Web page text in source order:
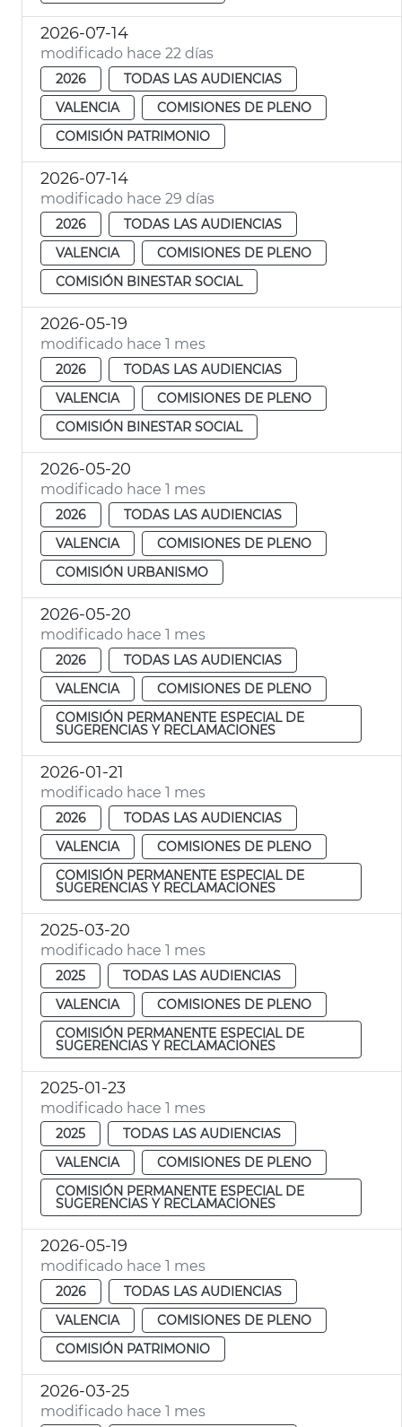
2026-07-14
modificado hace 22 días
2026
TODAS LAS AUDIENCIAS
VALENCIA
COMISIONES DE PLENO
COMISIÓN PATRIMONIO
2026-07-14
modificado hace 29 días
2026
TODAS LAS AUDIENCIAS
VALENCIA
COMISIONES DE PLENO
COMISIÓN BINESTAR SOCIAL
2026-05-19
modificado hace 1 mes
2026
TODAS LAS AUDIENCIAS
VALENCIA
COMISIONES DE PLENO
COMISIÓN BINESTAR SOCIAL
2026-05-20
modificado hace 1 mes
2026
TODAS LAS AUDIENCIAS
VALENCIA
COMISIONES DE PLENO
COMISIÓN URBANISMO
2026-05-20
modificado hace 1 mes
2026
TODAS LAS AUDIENCIAS
VALENCIA
COMISIONES DE PLENO
COMISIÓN PERMANENTE ESPECIAL DE
SUGERENCIAS Y RECLAMACIONES
2026-01-21
modificado hace 1 mes
2026
TODAS LAS AUDIENCIAS
VALENCIA
COMISIONES DE PLENO
COMISIÓN PERMANENTE ESPECIAL DE
SUGERENCIAS Y RECLAMACIONES
2025-03-20
modificado hace 1 mes
2025
TODAS LAS AUDIENCIAS
VALENCIA
COMISIONES DE PLENO
COMISIÓN PERMANENTE ESPECIAL DE
SUGERENCIAS Y RECLAMACIONES
2025-01-23
modificado hace 1 mes
2025
TODAS LAS AUDIENCIAS
VALENCIA
COMISIONES DE PLENO
COMISIÓN PERMANENTE ESPECIAL DE
SUGERENCIAS Y RECLAMACIONES
2026-05-19
modificado hace 1 mes
2026
TODAS LAS AUDIENCIAS
VALENCIA
COMISIONES DE PLENO
COMISIÓN PATRIMONIO
2026-03-25
modificado hace 1 mes